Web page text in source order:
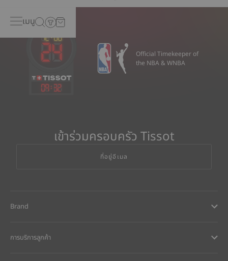
เมนู
09: 32
Official Timekeeper of
the NBA & WNBA
เข้าร่วมครอบครัว Tissot
ที่อยู่อีเมล
Brand
การบริการลูกค้า